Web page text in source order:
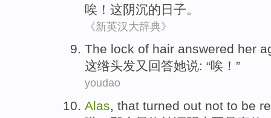
唉 ！ 这阴沉的 日子 。
《新英汉大辞典》
The lock of hair answered her
这绺头发又回答她说: “唉 ！”
youdao
Alas, that turned out not to be